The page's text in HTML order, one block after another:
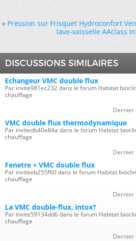
« Pression sur Frisquet Hydroconfort
lave-vaisselle AAclass
DISCUSSIONS SIMILAIRES
Echangeur VMC double flux
Par invite981ec232 dans le forum Habitat
chauffage
Dernier
VMC double flux thermodynamique
Par invitedb40e84a dans le forum Habitat
chauffage
Dernier
Fenetre + VMC double flux
Par inviteeb255f60 dans le forum Habitat
chauffage
Dernier
La VMC double-flux, intox?
Par invite59134dd6 dans le forum Habitat
chauffage
Dernier